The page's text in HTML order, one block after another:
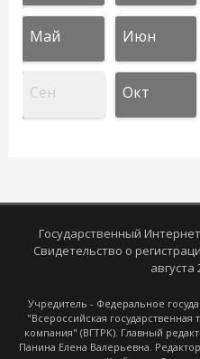
Май Июн
Сен Окт
Государственный
Свидетельство о
августа
Учредитель - Федеральное
"Всероссийская
компания" (ВГТРК). Главный
Панина Елена Валерьевна.